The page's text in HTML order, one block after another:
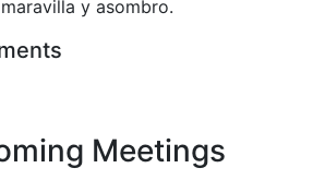
y asombro.
Meetings